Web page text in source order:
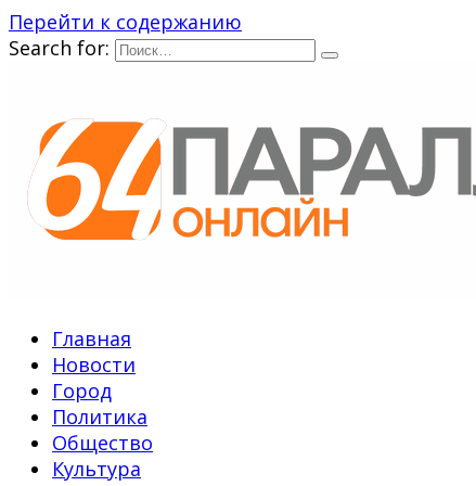
Перейти к содержанию
Search for:
Главная
Новости
Город
Политика
Общество
Культура